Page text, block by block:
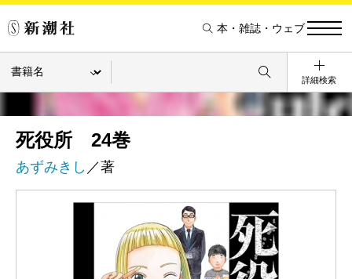
本・雑誌・ウェブ
詳細検索
死役所 24巻
あずみきし ／著